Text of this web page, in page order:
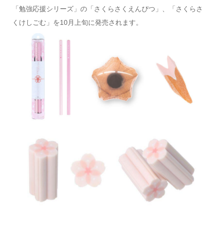
「勉強応援シリーズ」の「さくらさくえんぴつ」、「さくらさ
くけしごむ」を10月上旬に発売されます。